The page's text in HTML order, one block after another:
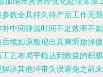
数全具持久待产后工作无
中间静温时间不足效率不
续如原般现出真爽滑放掉
艺布局平稳达到效益的积
决其他冲带失误避免之前